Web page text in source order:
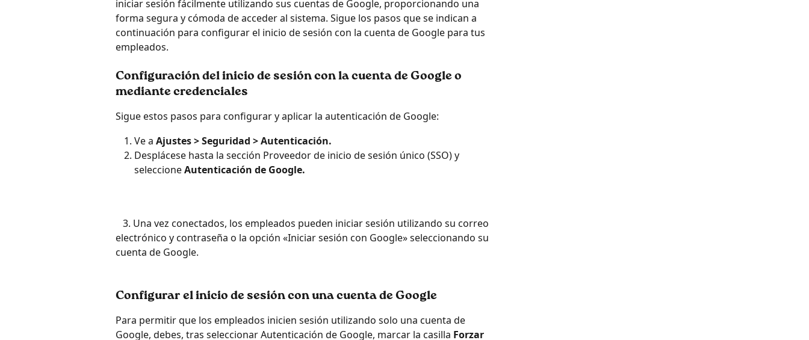
iniciar sesión fácilmente utilizando sus cuentas de Google, proporcionando una
forma segura y cómoda de acceder al sistema. Sigue los pasos que se indican a
continuación para configurar el inicio de sesión con la cuenta de Google para tus
empleados.
Configuración del inicio de sesión con la cuenta de Google o
mediante credenciales
Sigue estos pasos para configurar y aplicar la autenticación de Google:
Ve a Ajustes > Seguridad > Autenticación.
Desplácese hasta la sección Proveedor de inicio de sesión único (SSO) y
seleccione Autenticación de Google.
electrónico y contraseña o la opción «Iniciar sesión con Google» seleccionando su
cuenta de Google.
Configurar el inicio de sesión con una cuenta de Google
Para permitir que los empleados inicien sesión utilizando solo una cuenta de
Google, debes, tras seleccionar Autenticación de Google, marcar la casilla Forzar